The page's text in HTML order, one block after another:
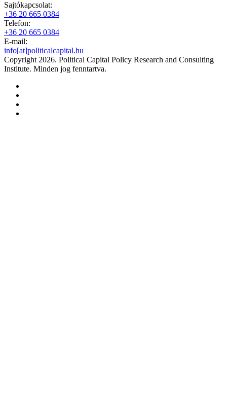
Sajtókapcsolat:
+36 20 665 0384
Telefon:
+36 20 665 0384
E-mail:
info[at]politicalcapital.hu
Copyright 2026. Political Capital Policy Research and Consulting
Institute. Minden jog fenntartva.